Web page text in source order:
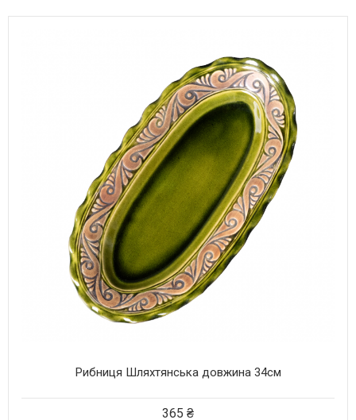
Рибниця Шляхтянська довжина 34см
365 ₴